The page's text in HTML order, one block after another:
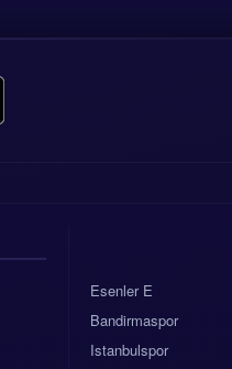
Esenler E
Bandirmaspor
Istanbulspor